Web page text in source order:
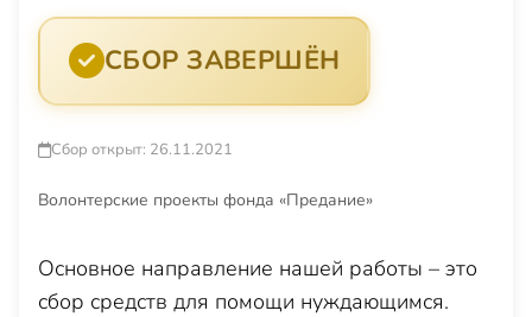
СБОР ЗАВЕРШЁН
Сбор открыт: 26.11.2021
Волонтерские проекты фонда «Предание»
Основное направление нашей работы – это
сбор средств для помощи нуждающимся.